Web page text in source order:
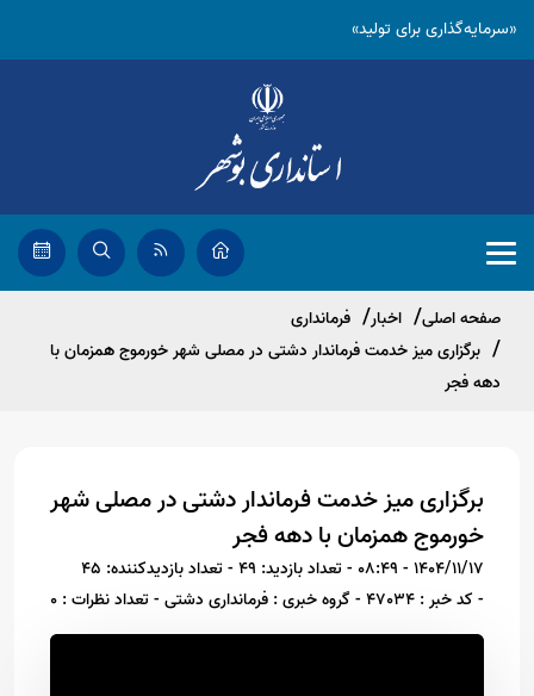
«سرمایه‌گذاری برای تولید»
صفحه اصلی اخبار
فرمانداری
برگزاری میز خدمت فرماندار دشتی در مصلی شهر خورموج همزمان با
دهه فجر
برگزاری میز خدمت فرماندار دشتی در مصلی شهر
خورموج همزمان با دهه فجر
1404/11/17 - 08:49 - تعداد بازدید: 49
- تعداد بازدیدکننده: 45
- کد خبر : 47034
- گروه خبری : فرمانداری دشتی - تعداد نظرات : 0